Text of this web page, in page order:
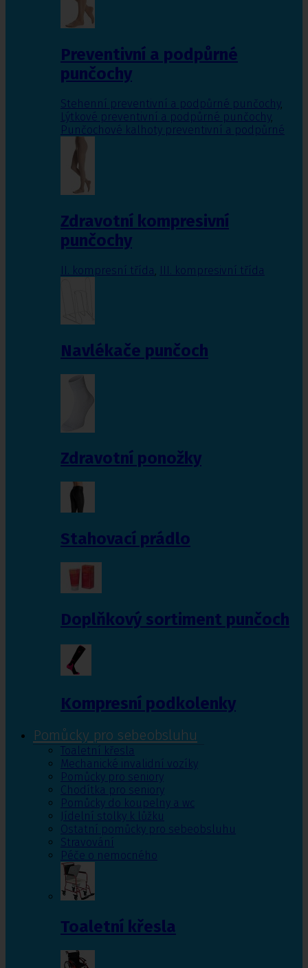
Preventivní a podpůrné
punčochy
Stehenní preventivní a podpůrné punčochy,
Lýtkové preventivní a podpůrné punčochy,
Punčochové kalhoty preventivní a podpůrné
Zdravotní kompresivní
punčochy
II. kompresní třída III. kompresivní třída
Navlékače punčoch
Zdravotní ponožky
Stahovací prádlo
Doplňkový sortiment punčoch
Kompresní podkolenky
Pomůcky pro sebeobsluhu
Toaletní křesla
Mechanické invalidní vozíky
Pomůcky pro seniory
Chodítka pro seniory
Pomůcky do koupelny a wc
Jídelní stolky k lůžku
Ostatní pomůcky pro sebeobsluhu
Stravování
Péče o nemocného
Toaletní křesla